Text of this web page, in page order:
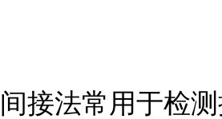
间接法常用于检